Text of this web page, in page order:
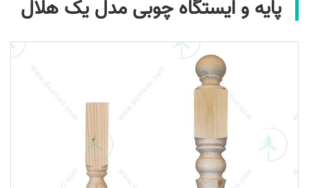
پایه و ایستگاه چوبی مدل یک هلال